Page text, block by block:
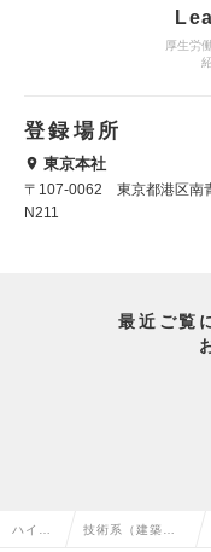
厚生労
登録場所
東京本社
〒107-0062 東京都港区南
N211
最近ご覧
ハイク 技術系（建築・